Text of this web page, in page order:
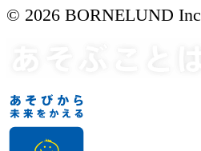
© 2026 BORNELUND